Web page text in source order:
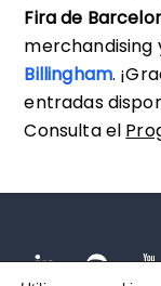
Fira de
merchandising
Billingham.
entradas
Consulta el
Facebook Spotify